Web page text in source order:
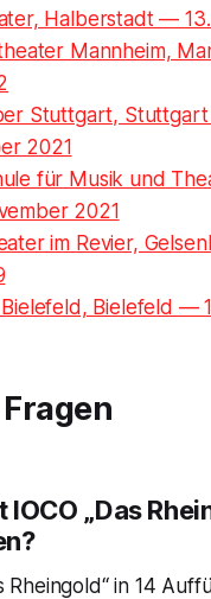
Halberstadt —
Mannheim,
Stuttgart,
2021
für Musik und
2021
im Revier,
Bielefeld —
„Das
Rheingold“ in 14